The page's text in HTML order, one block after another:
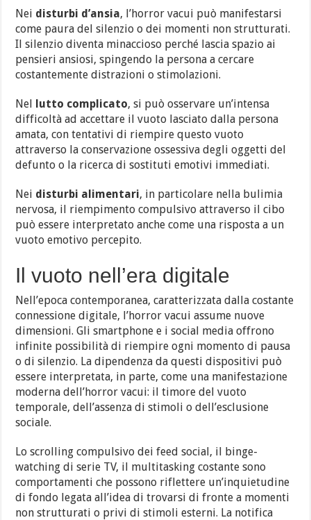
Nei disturbi d’ansia, l’horror vacui può manifestarsi
come paura del silenzio o dei momenti non strutturati.
Il silenzio diventa minaccioso perché lascia spazio ai
pensieri ansiosi, spingendo la persona a cercare
costantemente distrazioni o stimolazioni.
Nel lutto complicato, si può osservare un’intensa
difficoltà ad accettare il vuoto lasciato dalla persona
amata, con tentativi di riempire questo vuoto
attraverso la conservazione ossessiva degli oggetti del
defunto o la ricerca di sostituti emotivi immediati.
Nei disturbi alimentari, in particolare nella bulimia
nervosa, il riempimento compulsivo attraverso il cibo
può essere interpretato anche come una risposta a un
vuoto emotivo percepito.
Il vuoto nell’era digitale
Nell’epoca contemporanea, caratterizzata dalla costante
connessione digitale, l’horror vacui assume nuove
dimensioni. Gli smartphone e i social media offrono
infinite possibilità di riempire ogni momento di pausa
o di silenzio. La dipendenza da questi dispositivi può
essere interpretata, in parte, come una manifestazione
moderna dell’horror vacui: il timore del vuoto
temporale, dell’assenza di stimoli o dell’esclusione
sociale.
Lo scrolling compulsivo dei feed social, il binge-
watching di serie TV, il multitasking costante sono
comportamenti che possono riflettere un’inquietudine
di fondo legata all’idea di trovarsi di fronte a momenti
non strutturati o privi di stimoli esterni. La notifica